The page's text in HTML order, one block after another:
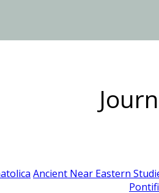
Ancient Near Eastern